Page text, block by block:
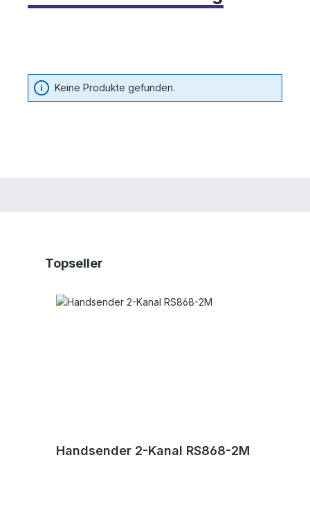
Keine Produkte gefunden.
Produktgalerie überspringen
Topseller
Handsender 2-Kanal RS868-2M